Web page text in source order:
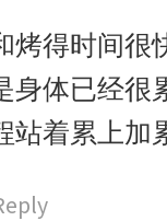
s
:
烤得时间很
身体已经很
站着累上加